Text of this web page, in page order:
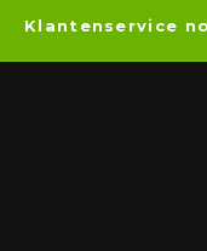
Klantenservice